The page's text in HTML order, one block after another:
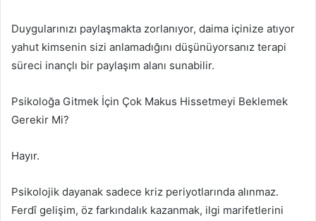
Duygularınızı paylaşmakta zorlanıyor, daima içinize atıyor
yahut kimsenin sizi anlamadığını düşünüyorsanız terapi
süreci inançlı bir paylaşım alanı sunabilir.
Psikoloğa Gitmek İçin Çok Makus Hissetmeyi Beklemek
Gerekir Mi?
Hayır.
Psikolojik dayanak sadece kriz periyotlarında alınmaz.
Ferdî gelişim, öz farkındalık kazanmak, ilgi marifetlerini